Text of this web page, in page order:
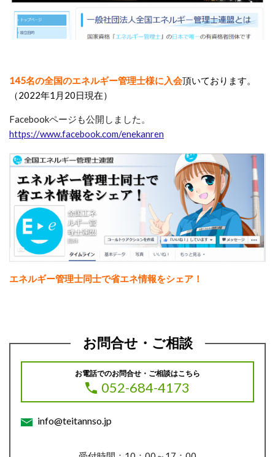
145名の全国のエネルギー管理士様に入会頂いております。
（2022年1月20日現在）
Facebookページも公開しました。
https://www.facebook.com/enekanren
エネルギー管理士同士で省エネ情報をシェア！
お問合せ・ご相談
お電話でのお問合せ・ご相談はこちら
052-684-4173
info@teitannso.jp